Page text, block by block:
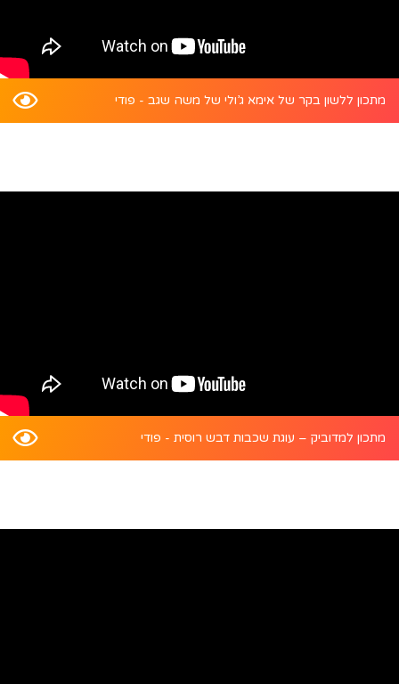
מתכון ללשון בקר של אימא ג’ולי של משה שגב - פודי
מתכון למדוביק – עוגת שכבות דבש רוסית - פודי